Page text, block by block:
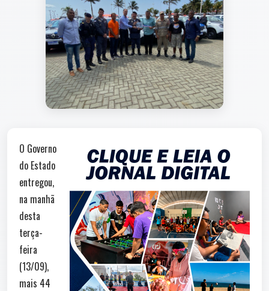
O Governo
do Estado
entregou,
na manhã
desta
terça-
feira
(13/09),
mais 44